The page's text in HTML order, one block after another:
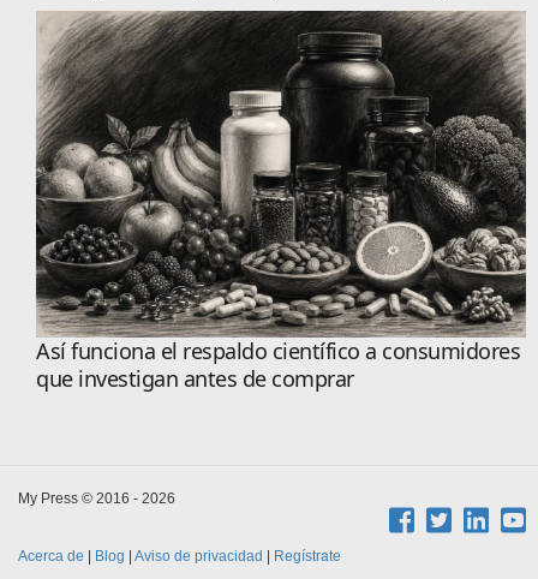
Así funciona el respaldo científico a consumidores
que investigan antes de comprar
My Press © 2016 - 2026
Acerca de | Blog | Aviso de privacidad | Regístrate